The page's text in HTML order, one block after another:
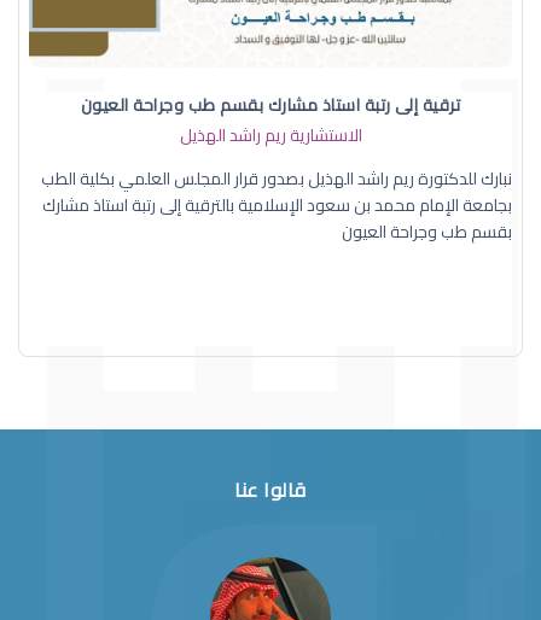
ترقية إلى رتبة استاذ مشارك بقسم طب وجراحة العيون
الاستشارية ريم راشد الهذيل
نبارك للدكتورة ريم راشد الهذيل بصدور قرار المجلس العلمي بكلية الطب
بجامعة الإمام محمد بن سعود الإسلامية بالترقية إلى رتبة استاذ مشارك
بقسم طب وجراحة العيون
قالوا عنا